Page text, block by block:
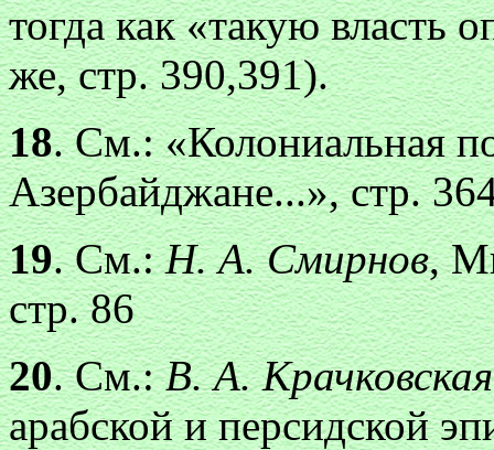
тогда как «такую власть
же, стр. 390,391).
18. См.: «Колониальная
Азербайджане...», стр.
19. См.:Н. А. Смирнов,
стр. 86
20. См.:В. А. Крачковская
арабской и персидской